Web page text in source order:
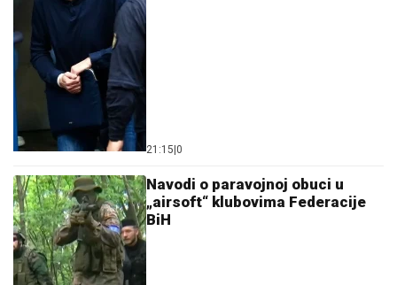
21:15 0
Navodi o paravojnoj obuci u
„airsoft“ klubovima Federacije
BiH